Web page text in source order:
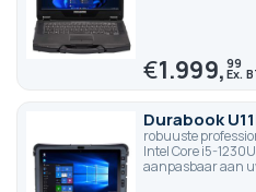
€1.999,99
Durabook
robuuste
Intel Core i5-
aanpasbaar aan